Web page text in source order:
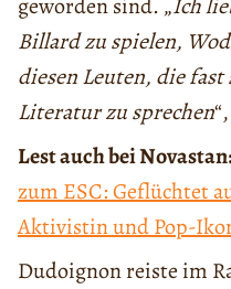
Billard zu spielen,
diesen Leuten, die
Literatur zu sprechen
Lest auch bei
zum ESC: Geflüchtet
Aktivistin und Pop-
Dudoignon reiste im